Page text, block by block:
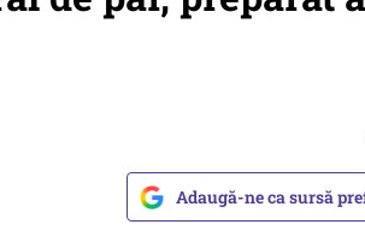
Adaugă-ne ca sursă